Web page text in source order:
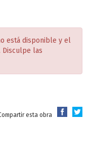
está disponible y el
Disculpe las
esta obra